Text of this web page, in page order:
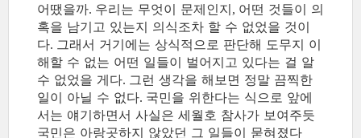
어땠을까. 우리는 무엇이 문제인지, 어떤 것들이 의
혹을 남기고 있는지 의식조차 할 수 없었을 것이
다. 그래서 거기에는 상식적으로 판단해 도무지 이
해할 수 없는 어떤 일들이 벌어지고 있다는 걸 알
수 없었을 게다. 그런 생각을 해보면 정말 끔찍한
일이 아닐 수 없다. 국민을 위한다는 식으로 앞에
서는 얘기하면서 사실은 세월호 참사가 보여주듯
국민은 아랑곳하지 않았던 그 일들이 묻혀졌다